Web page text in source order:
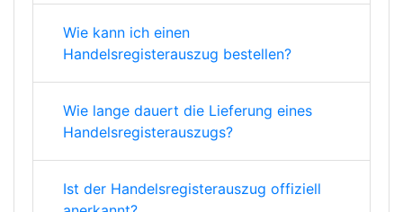
Wie kann ich einen
Handelsregisterauszug bestellen?
Wie lange dauert die Lieferung eines
Handelsregisterauszugs?
Ist der Handelsregisterauszug offiziell